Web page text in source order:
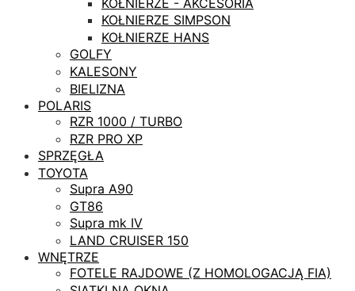
KOŁNIERZE SIMPSON
KOŁNIERZE HANS
GOLFY
KALESONY
BIELIZNA
POLARIS
RZR 1000 / TURBO
RZR PRO XP
SPRZĘGŁA
TOYOTA
Supra A90
GT86
Supra mk IV
LAND CRUISER 150
WNĘTRZE
FOTELE RAJDOWE (Z HOMOLOGACJĄ FIA)